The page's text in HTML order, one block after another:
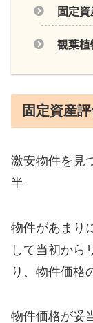
固定
観葉植
固定資産
激安物件を見
半
物件があまり
して当初から
り、物件価格
物件価格が妥